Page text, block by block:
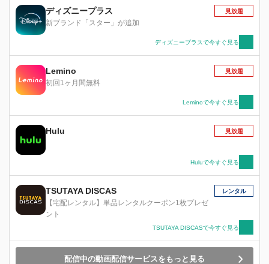
ディズニープラス
新ブランド「スター」が追加
見放題
ディズニープラスで今すぐ見る
Lemino
初回1ヶ月間無料
見放題
Leminoで今すぐ見る
Hulu 見放題
Huluで今すぐ見る
TSUTAYA DISCAS
【宅配レンタル】単品レンタルクーポン1枚プレゼ
ント
レンタル
TSUTAYA DISCASで今すぐ見る
配信中の動画配信サービスをもっと見る